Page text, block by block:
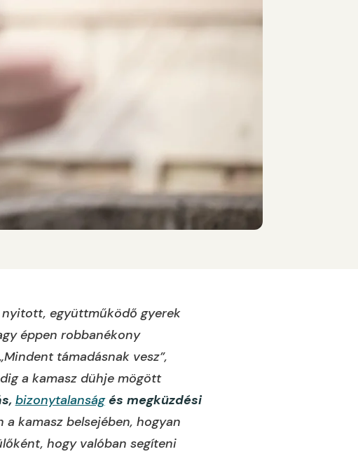
nyitott, együttműködő gyerek
éppen robbanékony
támadásnak vesz”,
a kamasz dühje mögött
bizonytalanságés megküzdési
kamasz belsejében, hogyan
hogy valóban segíteni